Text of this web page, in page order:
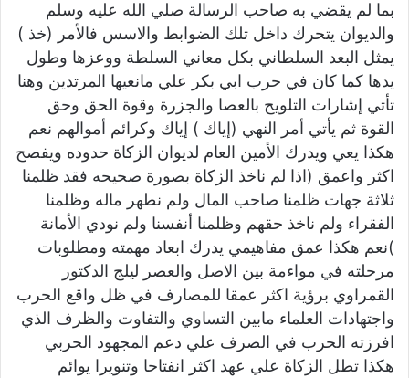
بما لم يقضي به صاحب الرسالة صلي الله عليه وسلم
والديوان يتحرك داخل تلك الضوابط والاسس فالأمر (خذ )
يمثل البعد السلطاني بكل معاني السلطة ووعزها وطول
يدها كما كان في حرب ابي بكر علي مانعيها المرتدين وهنا
تأتي إشارات التلويح بالعصا والجزرة وقوة الحق وحق
القوة ثم يأتي أمر النهي (إياك ) إياك وكرائم أموالهم نعم
هكذا يعي ويدرك الأمين العام لديوان الزكاة حدوده ويفصح
اكثر واعمق (اذا لم ناخذ الزكاة بصورة صحيحه فقد ظلمنا
ثلاثة جهات ظلمنا صاحب المال ولم نطهر ماله وظلمنا
الفقراء ولم ناخذ حقهم وظلمنا أنفسنا ولم نودي الأمانة
)نعم هكذا عمق مفاهيمي يدرك ابعاد مهمته ومطلوبات
مرحلته في مواءمة بين الاصل والعصر ليلج الدكتور
القمراوي برؤية اكثر عمقا للمصارف في ظل واقع الحرب
واجتهادات العلماء مابين التساوي والتفاوت والظرف الذي
افرزته الحرب في الصرف علي دعم المجهود الحربي
هكذا تطل الزكاة علي عهد اكثر انفتاحا وتنويرا يوائم